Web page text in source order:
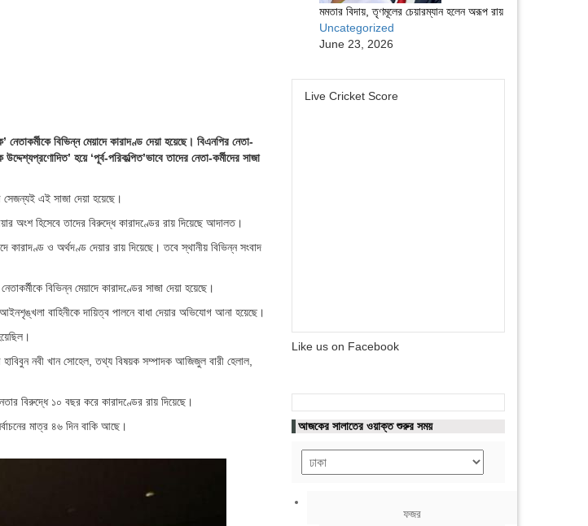
বিভিন্ন মেয়াদে কারাদণ্ড দেয়া হয়েছে। বিএনপির নেতা-
হয়ে ‘পূর্ব-পরিকল্পিত’ভাবে তাদের নেতা-কর্মীদের সাজা
সেজন্যই এই সাজা দেয়া হয়েছে।
অংশ হিসেবে তাদের বিরুদ্ধে কারাদণ্ডের রায় দিয়েছে আদালত।
কারাদণ্ড ও অর্থদণ্ড দেয়ার রায় দিয়েছে। তবে স্থানীয় বিভিন্ন সংবাদ
বিভিন্ন মেয়াদে কারাদণ্ডের সাজা দেয়া হয়েছে।
বাহিনীকে দায়িত্ব পালনে বাধা দেয়ার অভিযোগ আনা হয়েছে।
নবী খান সোহেল, তথ্য বিষয়ক সম্পাদক আজিজুল বারী হেলাল,
বিরুদ্ধে ১০ বছর করে কারাদণ্ডের রায় দিয়েছে।
মাত্র ৪৬ দিন বাকি আছে।
মমতার বিদায়, তৃণমূলের চেয়ারম্যান হলেন অরূপ রায়
Uncategorized
June 23, 2026
Live Cricket Score
Like us on Facebook
আজকের সালাতের ওয়াক্ত শুরুর সময়
ফজর